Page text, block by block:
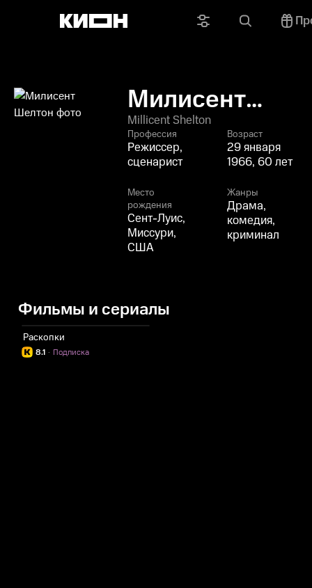
Милисент
Шелтон
Millicent Shelton
Профессия
Режиссер,
сценарист
Возраст
29 января
1966, 60 лет
Место
рождения
Сент-Луис,
Миссури,
США
Жанры
Драма,
комедия,
криминал
Фильмы и сериалы
Раскопки
8.1 Подписка
·